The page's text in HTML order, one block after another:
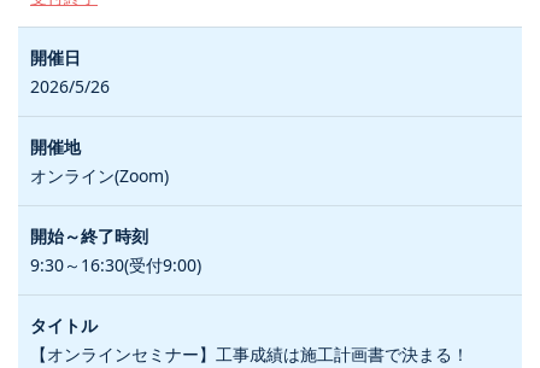
2026/5/26
オンライン(Zoom)
9:30～16:30(受付9:00)
【オンラインセミナー】工事成績は施工計画書で決まる！